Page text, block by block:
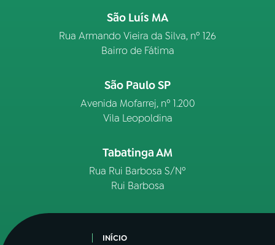
São Luís MA
Rua Armando Vieira da Silva, nº 126
Bairro de Fátima
São Paulo SP
Avenida Mofarrej, nº 1.200
Vila Leopoldina
Tabatinga AM
Rua Rui Barbosa S/Nº
Rui Barbosa
INÍCIO